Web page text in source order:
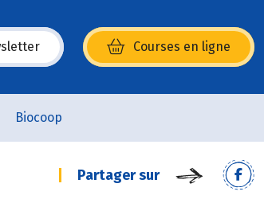
Courses en ligne
une nouvelle fenêtre)
Biocoop
Partager sur